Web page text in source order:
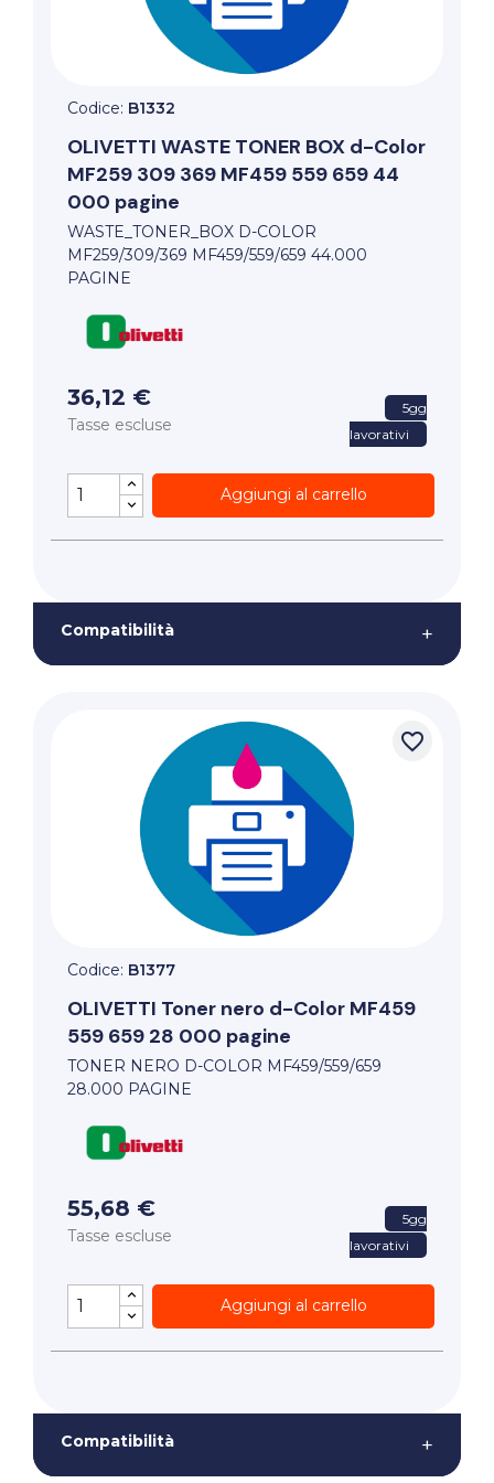
Codice: B1332
OLIVETTI WASTE TONER BOX d-Color
MF259 309 369 MF459 559 659 44
000 pagine
WASTE_TONER_BOX D-COLOR
MF259/309/369 MF459/559/659 44.000
PAGINE
36,12 €
Tasse escluse
5gg
lavorativi
Aggiungi al carrello
Compatibilità +
favorite_border
Codice: B1377
OLIVETTI Toner nero d-Color MF459
559 659 28 000 pagine
TONER NERO D-COLOR MF459/559/659
28.000 PAGINE
55,68 €
Tasse escluse
5gg
lavorativi
Aggiungi al carrello
Compatibilità +